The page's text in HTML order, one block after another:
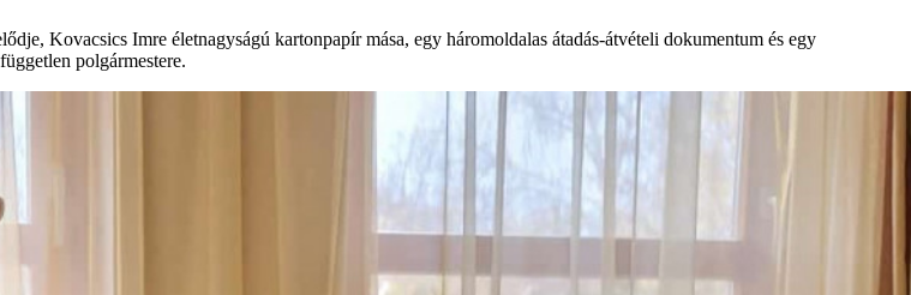
Kovacsics Imre életnagyságú kartonpapír mása, egy háromoldalas átadás-átvételi dokumentum és egy
polgármestere.